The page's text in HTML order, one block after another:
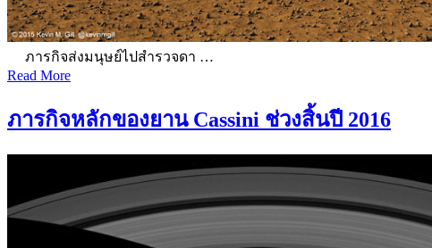
ภารกิจส่งมนุษย์ไปสำรวจดา …
Read More
ภารกิจหลักของยาน Cassini ช่วงสิ้นปี 2016